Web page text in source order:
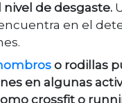
de desgaste.
en el
o rodillas
en algunas
crossfit o